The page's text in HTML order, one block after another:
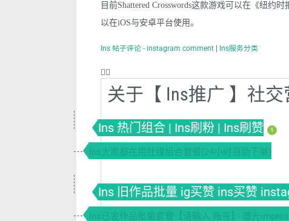
目前Shattered Crosswords这款游戏可以在《纽约
以在iOS与安卓平台使用。
Ins 帖子评论 - instagram comment Ins服务分类
❤️‍🔥
关于【 Ins推广 】社
Ins 热门组合 | Ins刷粉 | Ins刷赞 1
Ins大家都在用社媒组合套餐(24小时自助下单)
Ins 旧作品批量 ig买赞 ins买赞
Ins已发作品批量套餐【请输入 账号】 曝光